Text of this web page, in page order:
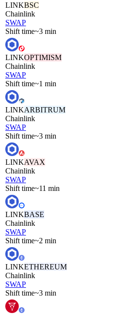
LINKBSC
Chainlink
SWAP
Shift time~3 min
LINKOPTIMISM
Chainlink
SWAP
Shift time~1 min
LINKARBITRUM
Chainlink
SWAP
Shift time~3 min
LINKAVAX
Chainlink
SWAP
Shift time~11 min
LINKBASE
Chainlink
SWAP
Shift time~2 min
LINKETHEREUM
Chainlink
SWAP
Shift time~3 min